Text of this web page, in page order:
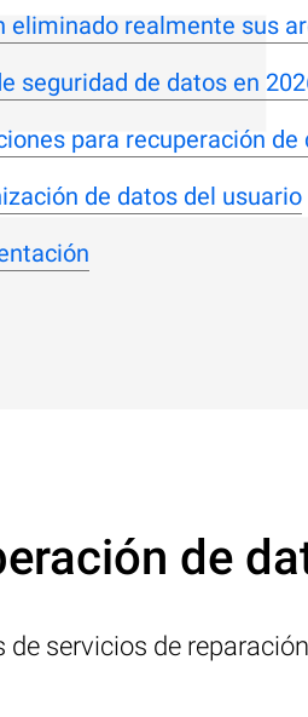
eliminado realmente sus
seguridad de datos en
para recuperación de
de datos del usuario
de
de servicios de